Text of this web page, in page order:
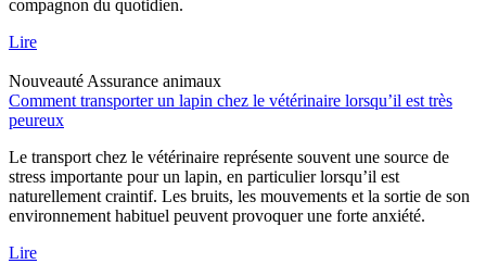
compagnon du quotidien.
Lire
Nouveauté Assurance animaux
Comment transporter un lapin chez le vétérinaire lorsqu’il est très
peureux
Le transport chez le vétérinaire représente souvent une source de
stress importante pour un lapin, en particulier lorsqu’il est
naturellement craintif. Les bruits, les mouvements et la sortie de son
environnement habituel peuvent provoquer une forte anxiété.
Lire